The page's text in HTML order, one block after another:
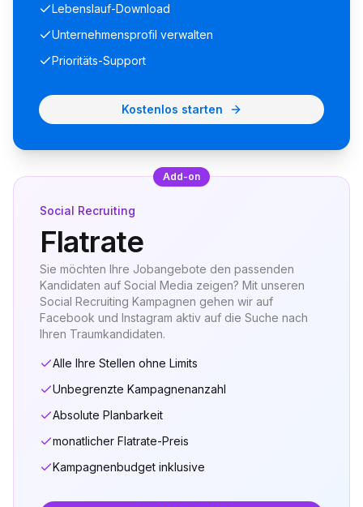
Lebenslauf-Download
Unternehmensprofil verwalten
Prioritäts-Support
Kostenlos starten
Add-on
Social Recruiting
Flatrate
Sie möchten Ihre Jobangebote den passenden
Kandidaten auf Social Media zeigen? Mit unseren
Social Recruiting Kampagnen gehen wir auf
Facebook und Instagram aktiv auf die Suche nach
Ihren Traumkandidaten.
Alle Ihre Stellen ohne Limits
Unbegrenzte Kampagnenanzahl
Absolute Planbarkeit
monatlicher Flatrate-Preis
Kampagnenbudget inklusive